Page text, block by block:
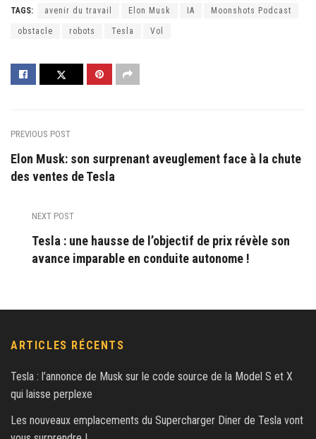
TAGS: avenir du travail Elon Musk IA Moonshots Podcast
obstacle robots Tesla Vol
PREVIOUS POST
Elon Musk: son surprenant aveuglement face à la chute
des ventes de Tesla
NEXT POST
Tesla : une hausse de l’objectif de prix révèle son
avance imparable en conduite autonome !
ARTICLES RÉCENTS
Tesla : l’annonce de Musk sur le code source de la Model S et X
qui laisse perplexe
Les nouveaux emplacements du Supercharger Diner de Tesla vont